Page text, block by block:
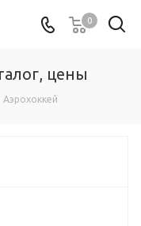
0
цены
Аэрохоккей